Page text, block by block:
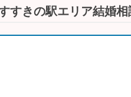
すきの駅エリア結婚